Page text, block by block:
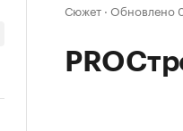
Сюжет · Обновлено